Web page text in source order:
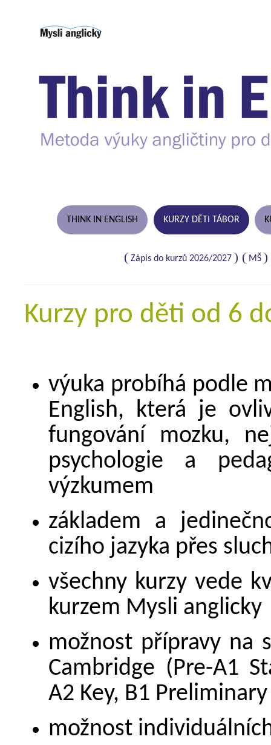
THINK IN ENGLISH KURZY DĚTI TÁBOR
Zápis do kurzů 2026/2027 MŠ
Kurzy pro děti od 6
výuka probíhá podle
English, která je
fungování mozku,
psychologie a
výzkumem
základem a
cizího jazyka přes
všechny kurzy vede
kurzem Mysli anglicky
možnost přípravy na
Cambridge (Pre-A1
A2 Key, B1
možnost